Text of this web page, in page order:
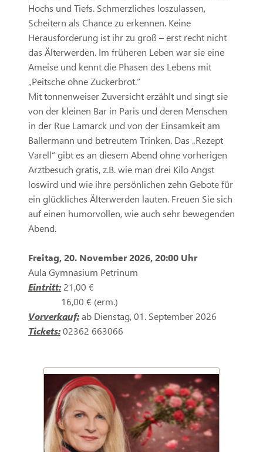
Hochs und Tiefs. Schmerzliches loszulassen,
Scheitern als Chance zu erkennen. Keine
Herausforderung ist ihr zu groß – erst recht nicht
das Älterwerden. Im früheren Leben war sie eine
Ameise und kennt die Phasen des Lebens mit
„Peitsche ohne Zuckerbrot.“
Mit tonnenweiser Zuversicht erzählt und singt sie
von der kleinen Bar in Paris und deren Menschen
in der Rue Lamarck und von der Einsamkeit am
Ballermann und betreutem Trinken. Das „Rezept
Varell“ gibt es an diesem Abend ohne vorherigen
Arztbesuch gratis, z.B. wie man drei Kilo Angst
loswird und wie ihre persönlichen zehn Gebote für
ein glückliches Älterwerden lauten. Freuen Sie sich
auf einen humorvollen, wie auch sehr bewegenden
Abend.
Freitag, 20. November 2026, 20:00 Uhr
Aula Gymnasium Petrinum
Eintritt:21,00 €
16,00 € (erm.)
Vorverkauf:ab Dienstag, 01. September 2026
Tickets:02362 663066